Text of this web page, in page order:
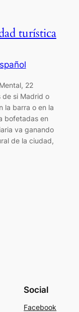
turística
22
de si Madrid o
la barra o en la
bofetadas en
va ganando
de la ciudad,
Social
Facebook